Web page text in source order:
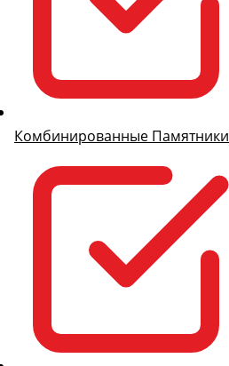
Комбинированные Памятники